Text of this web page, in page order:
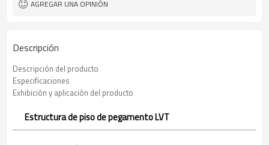
AGREGAR UNA OPINIÓN
Descripción
Descripción del producto
Especificaciones
Exhibición y aplicación del producto
Estructura de piso de pegamento LVT